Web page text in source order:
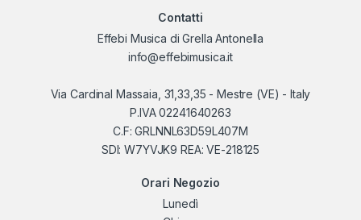
Contatti
Effebi Musica di Grella Antonella
info@effebimusica.it
Via Cardinal Massaia, 31,33,35 - Mestre (VE) - Italy
P.IVA 02241640263
C.F: GRLNNL63D59L407M
SDI: W7YVJK9 REA: VE-218125
Orari Negozio
Lunedì